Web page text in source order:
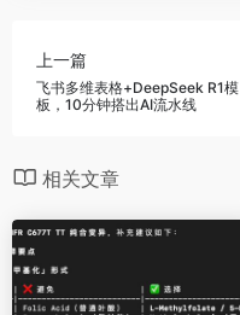
上一篇
飞书多维表格+DeepSeek R1模
板，10分钟搭出AI流水线
相关文章